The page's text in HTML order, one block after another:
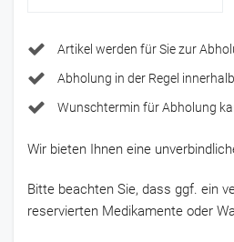
Artikel werden für Sie zur
Abholung in der Regel
Wunschtermin für Abholung
Wir bieten Ihnen eine
Bitte beachten Sie, dass ggf. ein
reservierten Medikamente oder